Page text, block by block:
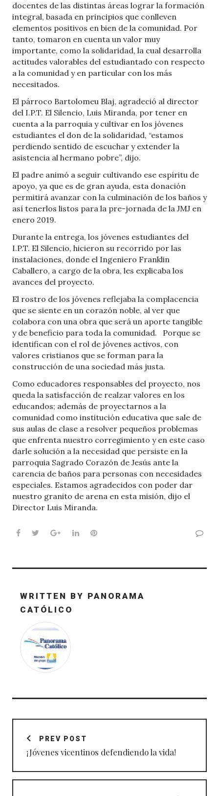
docentes de las distintas áreas lograr la formación
integral, basada en principios que conlleven
elementos positivos en bien de la comunidad. Por
tanto, tomaron en cuenta un valor muy
importante, como la solidaridad, la cual desarrolla
actitudes valorables del estudiantado con respecto
a la comunidad y en particular con los más
necesitados.
El párroco Bartolomeu Blaj, agradeció al director
del I.P.T. El Silencio, Luis Miranda, por tener en
cuenta a la parroquia y cultivar en los jóvenes
estudiantes el don de la solidaridad, “estamos
perdiendo sentido de escuchar y extender la
asistencia al hermano pobre”, dijo.
El padre animó a seguir cultivando ese espíritu de
apoyo, ya que es de gran ayuda, esta donación
permitirá avanzar con la culminación de los baños y
así tenerlos listos para la pre-jornada de la JMJ en
enero 2019.
Durante la entrega, los jóvenes estudiantes del
I.P.T. El Silencio, hicieron su recorrido por las
instalaciones, donde el Ingeniero Franklin
Caballero, a cargo de la obra, les explicaba los
avances del proyecto.
El rostro de los jóvenes reflejaba la complacencia
que se siente en un corazón noble, al ver que
colabora con una obra que será un aporte tangible
y de beneficio para toda la comunidad. Porque se
identifican con el rol de jóvenes activos, con
valores cristianos que se forman para la
construcción de una sociedad más justa.
Como educadores responsables del proyecto, nos
queda la satisfacción de realzar valores en los
educandos; además de proyectarnos a la
comunidad como institución educativa que sale de
sus aulas de clase a resolver pequeños problemas
que enfrenta nuestro corregimiento y en este caso
darle solución a la necesidad que persiste en la
parroquia Sagrado Corazón de Jesús ante la
carencia de baños para personas con necesidades
especiales. Estamos agradecidos con poder dar
nuestro granito de arena en esta misión, dijo el
Director Luis Miranda.
Facebook
TwitterGoogle+LinkedInPinterest
WRITTEN BY PANORAMA
CATÓLICO
Navegación
entradasPREV POST
¡Jóvenes vicentinos defendiendo la vida!